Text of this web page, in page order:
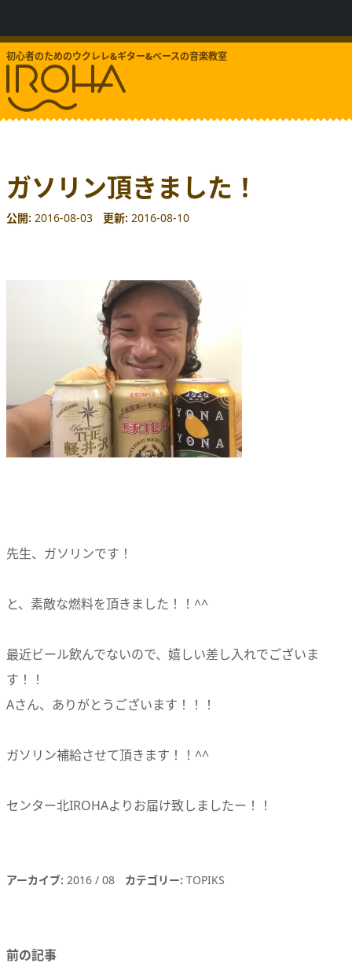
初心者のためのウクレレ&ギター&ベースの音楽教室
ガソリン頂きました！
公開 2016-08-03 更新 2016-08-10
先生、ガソリンです！
と、素敵な燃料を頂きました！！^^
最近ビール飲んでないので、嬉しい差し入れでございま
す！！
Aさん、ありがとうございます！！！
ガソリン補給させて頂きます！！^^
センター北IROHAよりお届け致しましたー！！
アーカイブ 2016 08 カテゴリー TOPIKS
前の記事